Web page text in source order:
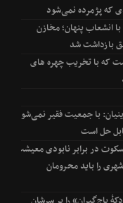
که پژمرده نمی‌شود
انشعاب پنهان؛ مخازن
بازداشت شد
که با تخریب چهره های
با جمعیت فقیر نمی‌شود
حل است
در برابر نابودی معیشت
را باید محرومان